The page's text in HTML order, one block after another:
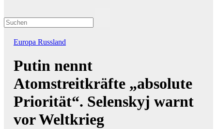
Europa Russland
Putin nennt
Atomstreitkräfte „absolute
Priorität“. Selenskyj warnt
vor Weltkrieg